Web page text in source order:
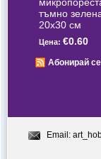
тъмно
20x30 см
Цена: €0.60
Абонирай се
Email: